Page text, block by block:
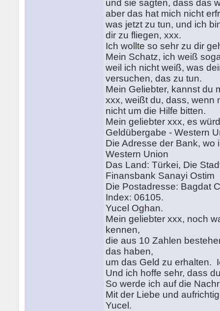
und sie sagten, dass das
aber das hat mich nicht
was jetzt zu tun, und ich
dir zu fliegen, xxx.
Ich wollte so sehr zu dir
Mein Schatz, ich weiß
weil ich nicht weiß, was
versuchen, das zu tun.
Mein Geliebter, kannst du
xxx, weißt du, dass, wenn
nicht um die Hilfe bitten.
Mein geliebter xxx, es
Geldübergabe - Western
Die Adresse der Bank,
Western Union
Das Land: Türkei, Die
Finansbank Sanayi Ostim
Die Postadresse: Bagdat
Index: 06105.
Yucel Oghan.
Mein geliebter xxx, noch
kennen,
die aus 10 Zahlen
das haben,
um das Geld zu erhalten.
Und ich hoffe sehr, dass
So werde ich auf die
Mit der Liebe und
Yucel.